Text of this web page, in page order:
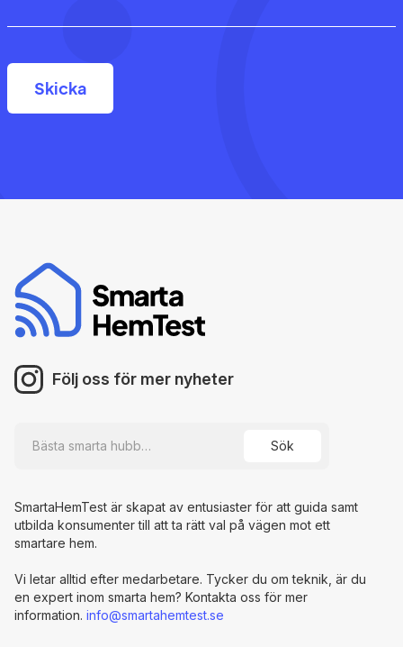
Följ oss för mer nyheter
SmartaHemTest är skapat av entusiaster för att guida samt
utbilda konsumenter till att ta rätt val på vägen mot ett
smartare hem.
Vi letar alltid efter medarbetare. Tycker du om teknik, är du
en expert inom smarta hem? Kontakta oss för mer
information. info@smartahemtest.se